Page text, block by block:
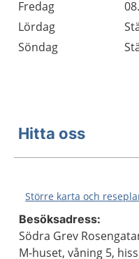
Fredag
Lördag
Söndag
Hitta oss
Större karta och
Besöksadress:
Södra Grev
M-huset, våning 5,